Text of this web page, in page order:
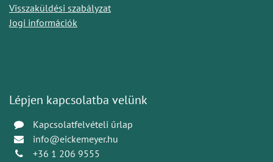
Visszaküldési szabályzat
Jogi információk
Lépjen kapcsolatba velünk
Kapcsolatfelvételi űrlap
info@eickemeyer.hu
+36 1 206 9555